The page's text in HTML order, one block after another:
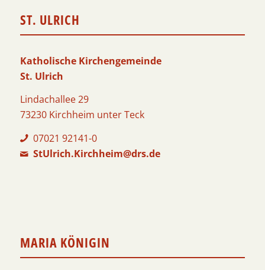
ST. ULRICH
Katholische Kirchengemeinde
St. Ulrich
Lindachallee 29
73230 Kirchheim unter Teck
07021 92141-0
StUlrich.Kirchheim@drs.de
MARIA KÖNIGIN